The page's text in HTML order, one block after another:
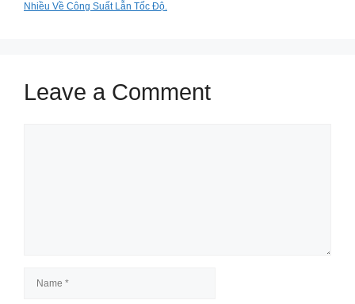
Nhiều Về Công Suất Lẫn Tốc Độ.
Leave a Comment